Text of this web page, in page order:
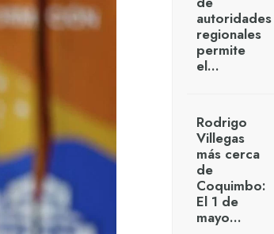
autoridades
regionales
permite
el…
Rodrigo
Villegas
más cerca
de
Coquimbo:
El 1 de
mayo…